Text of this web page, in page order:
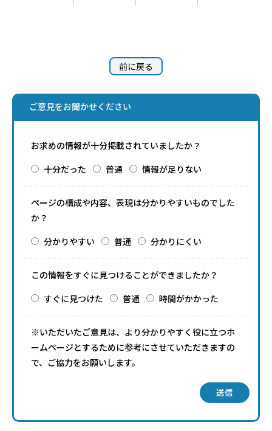
前に戻る
ご意見をお聞かせください
お求めの情報が十分掲載されていましたか？
十分だった
普通 情報が足りない
ページの構成や内容、表現は分かりやすいものでした
か？
分かりやすい
普通 分かりにくい
この情報をすぐに見つけることができましたか？
すぐに見つけた
普通 時間がかかった
※いただいたご意見は、より分かりやすく役に立つホ
ームページとするために参考にさせていただきますの
で、ご協力をお願いします。
送信